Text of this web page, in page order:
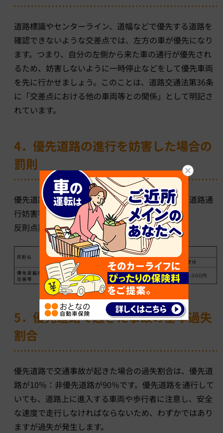
道路標識やセンターライン、道幅などで優先する道路を
確認できないような交差点では、左方の車が優先になり
ます。つまり、自分の左側から来た車の通行が優先され
るため、妨害しないように一時停止などをして優先車両
を先に行かせましょう。このことは、道路交通法第36条
に「交差点における他の車両等との関係」として明記さ
れています。
4．優先道路の進行を妨害した場合の
罰則
優先道路を通行する車を妨害した場合は、「優先道路通
行妨害等」の罰則が適用されます。
反則点数は2点。反則金は普通車で7,000円です。
5．優先道路で起きた事故の基本過失
割合
優先道路で交通事故が起きた場合の過失割合は、優先道
路が10％：非優先道路が90％です。優先道路を通行して
いても、道路上に進入する車両や歩行者に注意し、安全
な速度で走行しなければならないため、わずかではあり
ますが過失が発生します。